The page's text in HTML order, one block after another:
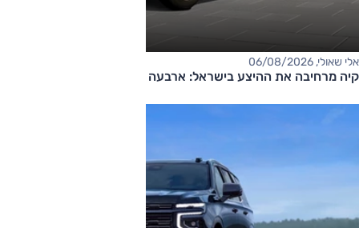
אלי שאולי, 06/08/2026
קיה מרחיבה את ההיצע בישראל: ארבעה דגמים חדשים בדרך